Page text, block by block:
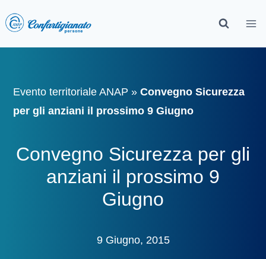
Evento territoriale ANAP »Convegno Sicurezza
per gli anziani il prossimo 9 Giugno
Convegno Sicurezza per gli
anziani il prossimo 9
Giugno
9 Giugno, 2015